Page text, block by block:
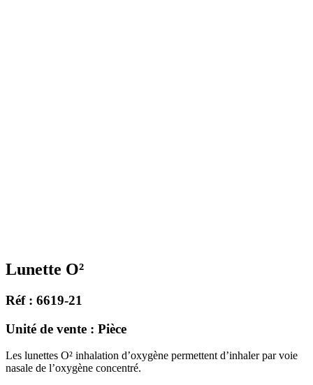
Lunette O²
Réf : 6619-21
Unité de vente : Pièce
Les lunettes O² inhalation d’oxygène permettent d’inhaler par voie
nasale de l’oxygène concentré.